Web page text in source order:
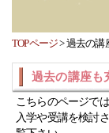
TOPページ>過去の講
過去の講座も
こちらのページで
入学や受講を検討